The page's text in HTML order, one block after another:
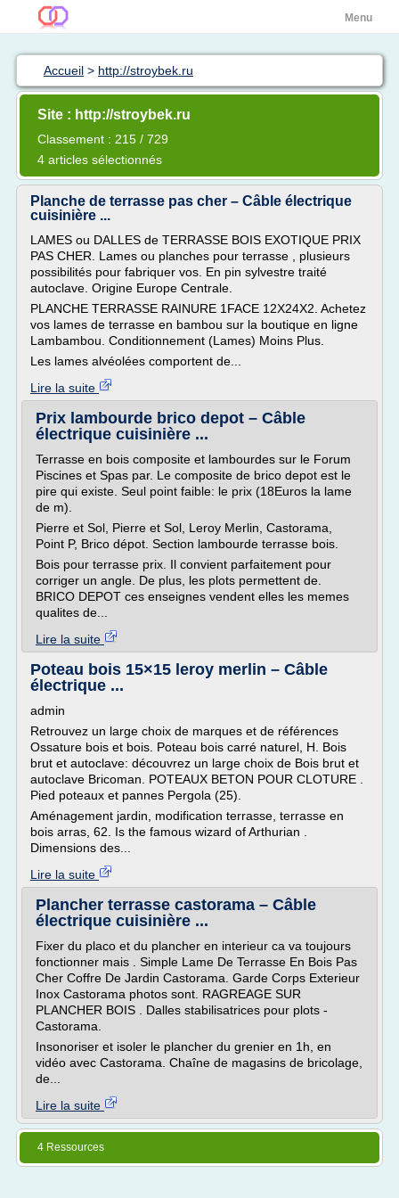
Menu
Accueil > http://stroybek.ru
Site : http://stroybek.ru
Classement : 215 / 729
4 articles sélectionnés
Planche de terrasse pas cher – Câble électrique
cuisinière ...
LAMES ou DALLES de TERRASSE BOIS EXOTIQUE PRIX
PAS CHER. Lames ou planches pour terrasse , plusieurs
possibilités pour fabriquer vos. En pin sylvestre traité
autoclave. Origine Europe Centrale.
PLANCHE TERRASSE RAINURE 1FACE 12X24X2. Achetez
vos lames de terrasse en bambou sur la boutique en ligne
Lambambou. Conditionnement (Lames) Moins Plus.
Les lames alvéolées comportent de...
Lire la suite
Prix lambourde brico depot – Câble
électrique cuisinière ...
Terrasse en bois composite et lambourdes sur le Forum
Piscines et Spas par. Le composite de brico depot est le
pire qui existe. Seul point faible: le prix (18Euros la lame
de m).
Pierre et Sol, Pierre et Sol, Leroy Merlin, Castorama,
Point P, Brico dépot. Section lambourde terrasse bois.
Bois pour terrasse prix. Il convient parfaitement pour
corriger un angle. De plus, les plots permettent de.
BRICO DEPOT ces enseignes vendent elles les memes
qualites de...
Lire la suite
Poteau bois 15×15 leroy merlin – Câble
électrique ...
admin
Retrouvez un large choix de marques et de références
Ossature bois et bois. Poteau bois carré naturel, H. Bois
brut et autoclave: découvrez un large choix de Bois brut et
autoclave Bricoman. POTEAUX BETON POUR CLOTURE .
Pied poteaux et pannes Pergola (25).
Aménagement jardin, modification terrasse, terrasse en
bois arras, 62. Is the famous wizard of Arthurian .
Dimensions des...
Lire la suite
Plancher terrasse castorama – Câble
électrique cuisinière ...
Fixer du placo et du plancher en interieur ca va toujours
fonctionner mais . Simple Lame De Terrasse En Bois Pas
Cher Coffre De Jardin Castorama. Garde Corps Exterieur
Inox Castorama photos sont. RAGREAGE SUR
PLANCHER BOIS . Dalles stabilisatrices pour plots -
Castorama.
Insonoriser et isoler le plancher du grenier en 1h, en
vidéo avec Castorama. Chaîne de magasins de bricolage,
de...
Lire la suite
4 Ressources